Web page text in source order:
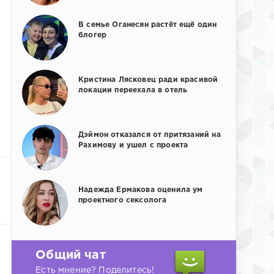
В семье Оганесян растёт ещё один
блогер
Кристина Лясковец ради красивой
локации переехала в отель
Дэймон отказался от притязаний на
Рахимову и ушел с проекта
Надежда Ермакова оценила ум
проектного сексолога
Общий чат
Есть мнение? Поделитесь!